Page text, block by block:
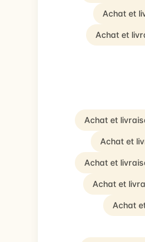
Achat et
Achat et
Achat et
Achat et
Achat et
Achat et
Achat